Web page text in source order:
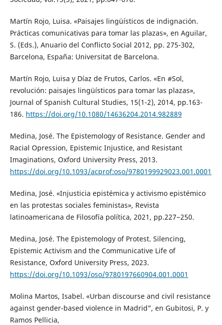
Martín Rojo, Luisa. «Paisajes lingüísticos de indignación.
Prácticas comunicativas para tomar las plazas», en Aguilar,
S. (Eds.), Anuario del Conflicto Social 2012, pp. 275-302,
Barcelona, España: Universitat de Barcelona.
Martín Rojo, Luisa y Díaz de Frutos, Carlos. «En #Sol,
revolución: paisajes lingüísticos para tomar las plazas»,
Journal of Spanish Cultural Studies, 15(1-2), 2014, pp.163-
186. https://doi.org/10.1080/14636204.2014.982889
Medina, José. The Epistemology of Resistance. Gender and
Racial Opression, Epistemic Injustice, and Resistant
Imaginations, Oxford University Press, 2013.
https://doi.org/10.1093/acprof:oso/9780199929023.001.0001
Medina, José. «Injusticia epistémica y activismo epistémico
en las protestas sociales feministas», Revista
latinoamericana de Filosofía política, 2021, pp.227−250.
Medina, José. The Epistemology of Protest. Silencing,
Epistemic Activism and the Communicative Life of
Resistance, Oxford University Press, 2023.
https://doi.org/10.1093/oso/9780197660904.001.0001
Molina Martos, Isabel. «Urban discourse and civil resistance
against gender-based violence in Madrid", en Gubitosi, P. y
Ramos Pellicia,